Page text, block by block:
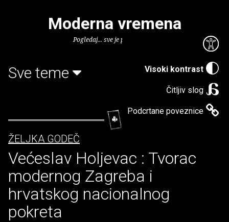
Visoki kontrast
Čitljiv slog
Podcrtane poveznice
Moderna vremena
Pogledaj... sve je puno knjiga.
Sve teme
ŽELJKA GODEČ
Većeslav Holjevac : Tvorac
modernog Zagreba i
hrvatskog nacionalnog
pokreta